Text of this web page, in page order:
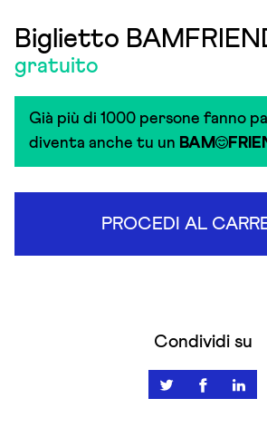
Biglietto
gratuito
Già più di 1000 persone fanno
diventa anche tu un BAM
PROCEDI AL
Condividi su